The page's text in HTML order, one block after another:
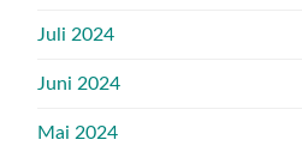
Juli 2024
Juni 2024
Mai 2024